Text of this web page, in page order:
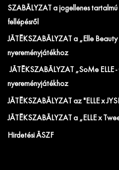
SZABÁLYZAT a jogellenes
fellépésről
JÁTÉKSZABÁLYZAT a „Elle
nyereményjátékhoz
JÁTÉKSZABÁLYZAT „SoMe ELLE
nyereményjátékhoz
JÁTÉKSZABÁLYZAT az "ELLE x
JÁTÉKSZABÁLYZAT a „ELLE x
Hirdetési ÁSZF